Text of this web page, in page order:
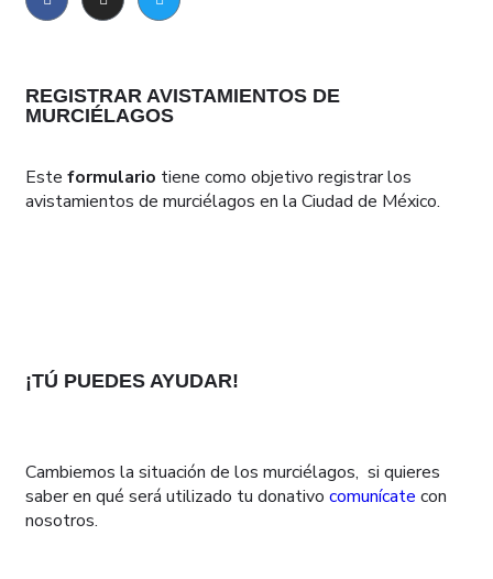
REGISTRAR AVISTAMIENTOS DE
MURCIÉLAGOS
Este formulario tiene como objetivo registrar los
avistamientos de murciélagos en la Ciudad de México.
¡TÚ PUEDES AYUDAR!
Cambiemos la situación de los murciélagos, si quieres
saber en qué será utilizado tu donativo comunícate con
nosotros.